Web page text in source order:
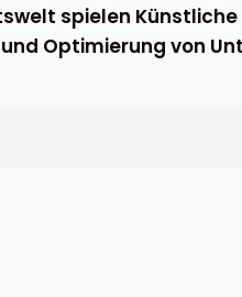
spielen
Optimierung von